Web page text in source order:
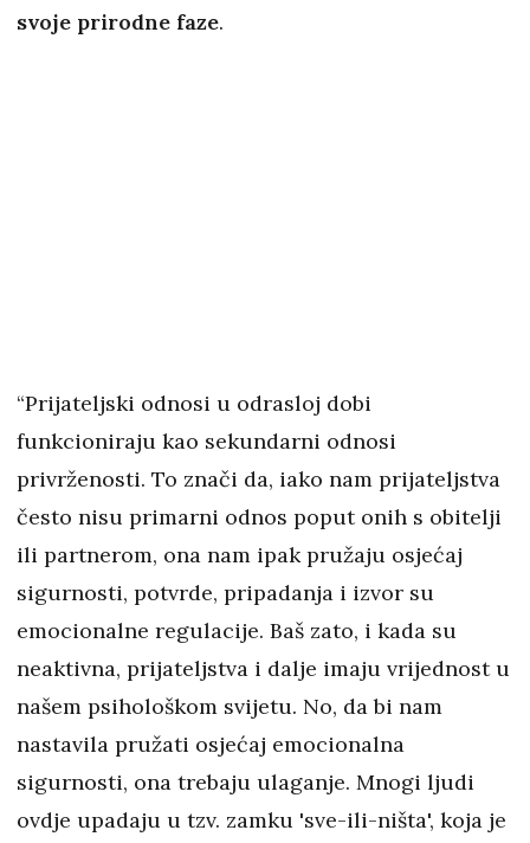
svoje prirodne faze.
“Prijateljski odnosi u odrasloj dobi
funkcioniraju kao sekundarni odnosi
privrženosti. To znači da, iako nam prijateljstva
često nisu primarni odnos poput onih s obitelji
ili partnerom, ona nam ipak pružaju osjećaj
sigurnosti, potvrde, pripadanja i izvor su
emocionalne regulacije. Baš zato, i kada su
neaktivna, prijateljstva i dalje imaju vrijednost u
našem psihološkom svijetu. No, da bi nam
nastavila pružati osjećaj emocionalna
sigurnosti, ona trebaju ulaganje. Mnogi ljudi
ovdje upadaju u tzv. zamku 'sve-ili-ništa', koja je